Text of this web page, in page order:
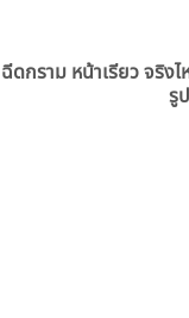
ฉีดกราม หน้าเรียว จริง
รู